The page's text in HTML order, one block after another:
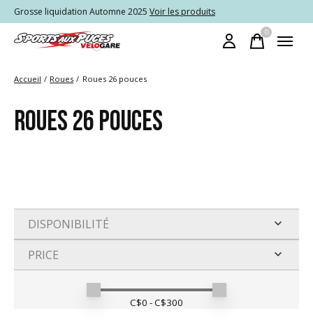
Grosse liquidation Automne 2025 Voir les produits
0items
Accueil / Roues / Roues 26 pouces
ROUES 26 POUCES
DISPONIBILITÉ
PRICE
Min price
Max price
C$0 - C$300